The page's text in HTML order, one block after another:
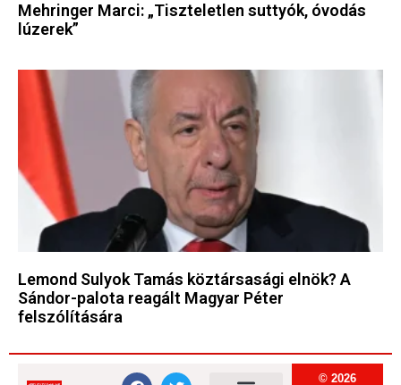
Mehringer Marci: „Tiszteletlen suttyók, óvodás
lúzerek”
Lemond Sulyok Tamás köztársasági elnök? A
Sándor-palota reagált Magyar Péter
felszólítására
© 2026